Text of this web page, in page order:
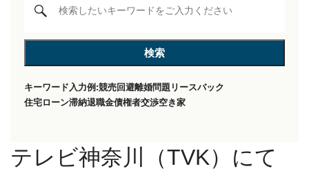
キーワード入力例:競売回避離婚問題 リースバック
住宅ローン滞納退職金債権者交渉空き家
テレビ神奈川（TVK）にて